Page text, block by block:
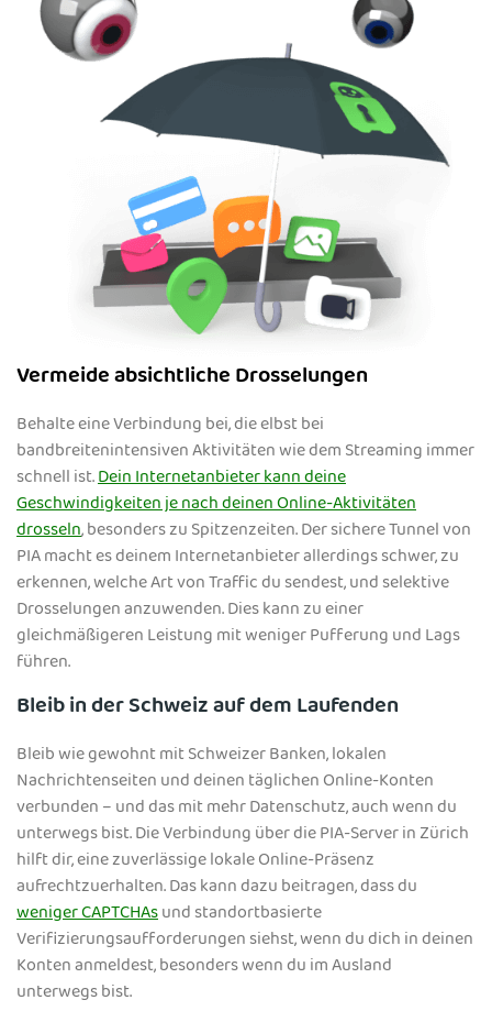
Vermeide absichtliche Drosselungen
Behalte eine Verbindung bei, die elbst bei
bandbreitenintensiven Aktivitäten wie dem Streaming immer
schnell ist.Dein Internetanbieter kann deine
Geschwindigkeiten je nach deinen Online-Aktivitäten
drosseln, besonders zu Spitzenzeiten. Der sichere Tunnel von
PIA macht es deinem Internetanbieter allerdings schwer, zu
erkennen, welche Art von Traffic du sendest, und selektive
Drosselungen anzuwenden. Dies kann zu einer
gleichmäßigeren Leistung mit weniger Pufferung und Lags
führen.
Bleib in der Schweiz auf dem Laufenden
Bleib wie gewohnt mit Schweizer Banken, lokalen
Nachrichtenseiten und deinen täglichen Online-Konten
verbunden – und das mit mehr Datenschutz, auch wenn du
unterwegs bist. Die Verbindung über die PIA-Server in Zürich
hilft dir, eine zuverlässige lokale Online-Präsenz
aufrechtzuerhalten. Das kann dazu beitragen, dass du
weniger CAPTCHAsund standortbasierte
Verifizierungsaufforderungen siehst, wenn du dich in deinen
Konten anmeldest, besonders wenn du im Ausland
unterwegs bist.